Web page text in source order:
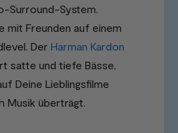
Surround-System.
mit Freunden auf einem
Der Harman Kardon
satte und tiefe Bässe,
Deine Lieblingsfilme
Musik überträgt.